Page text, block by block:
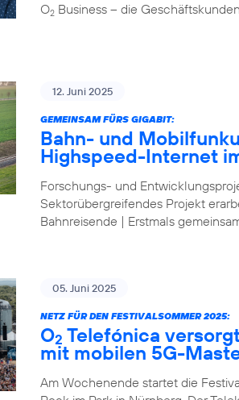
O2 Business – die
12. Juni 2025
GEMEINSAM FÜRS GIGABIT:
Bahn- und
Highspeed-Internet
Forschungs- und
Sektorübergreifendes Projekt
Bahnreisende | Erstmals
05. Juni 2025
NETZ FÜR DEN FESTIVALSOMMER 2025:
O2 Telefónica
mit mobilen 5G-
Am Wochenende startet die